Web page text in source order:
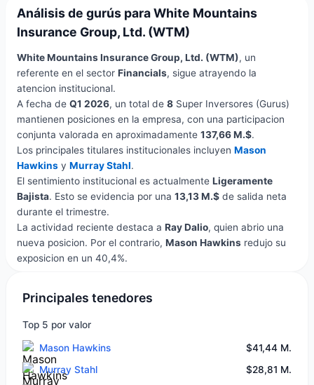
Análisis de gurús para White Mountains
Insurance Group, Ltd. (WTM)
White Mountains Insurance Group, Ltd. (WTM), un
referente en el sector Financials, sigue atrayendo la
atencion institucional.
A fecha de Q1 2026, un total de 8Super Inversores (Gurus)
mantienen posiciones en la empresa, con una participacion
conjunta valorada en aproximadamente 137,66 M.$.
Los principales titulares institucionales incluyen Mason
Hawkinsy Murray Stahl.
El sentimiento institucional es actualmente Ligeramente
Bajista. Esto se evidencia por una 13,13 M.$de salida neta
durante el trimestre.
La actividad reciente destaca a Ray Dalio, quien abrio una
nueva posicion. Por el contrario, Mason Hawkinsredujo su
exposicion en un 40,4%.
Principales tenedores
Top 5 por valor
Mason Hawkins
$41,44 M.
Murray Stahl
$28,81 M.